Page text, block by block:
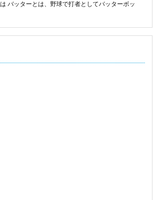
バッターとは、野球で打者としてバッターボッ